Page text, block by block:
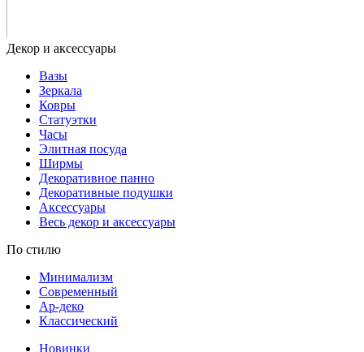
Вазы
Зеркала
Ковры
Статуэтки
Часы
Элитная посуда
Ширмы
Декоративное панно
Декоративные подушки
Аксессуары